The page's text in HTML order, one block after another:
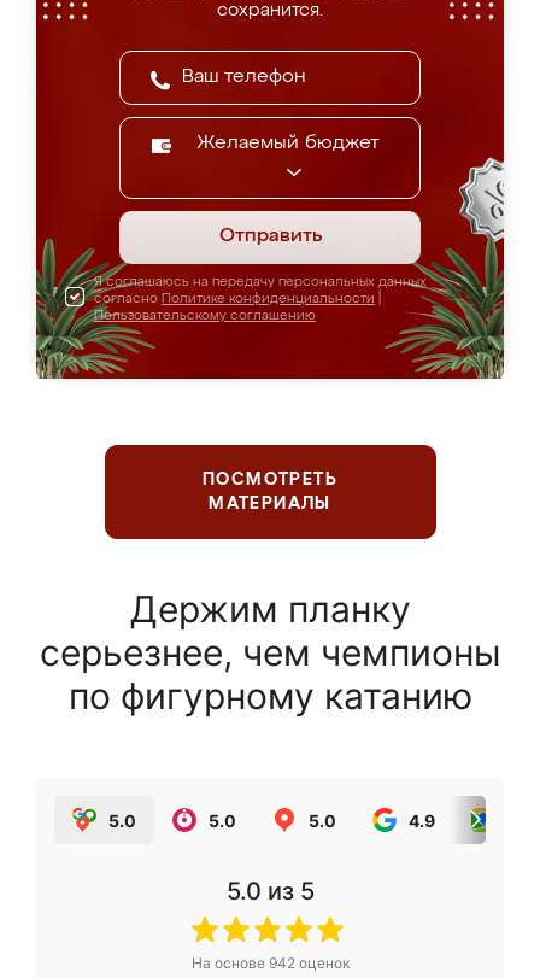
сохранится.
Желаемый бюджет
Отправить
Я соглашаюсь на передачу персональных данных
согласно Политике конфиденциальности
Пользовательскому соглашению
ПОСМОТРЕТЬ
МАТЕРИАЛЫ
Держим планку
серьезнее, чем чемпионы
по фигурному катанию
5.0 5.0 5.0 4.9
5.0 из 5
На основе 942оценок